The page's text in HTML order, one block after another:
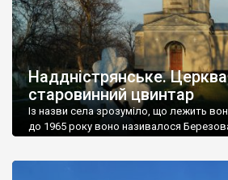
Наддністрянське.
старовинний цвинтар
Із назви села зрозуміло, що лежить
до 1965 року воно називалося
Наддністрянське відрізняється від